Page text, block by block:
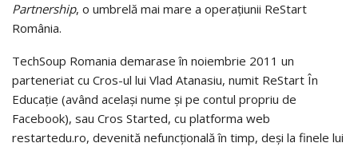
Partnership, o umbrelă mai mare a operaţiunii ReStart
România.
TechSoup Romania demarase în noiembrie 2011 un
parteneriat cu Cros-ul lui Vlad Atanasiu, numit ReStart În
Educaţie (având acelaşi nume şi pe contul propriu de
Facebook), sau Cros Started, cu platforma web
restartedu.ro, devenită nefuncţională în timp, deşi la finele lui